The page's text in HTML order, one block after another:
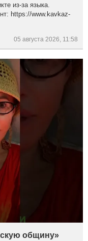
из-за языка.
https://www.kavkaz-
05 августа 2026, 11:58
общину»